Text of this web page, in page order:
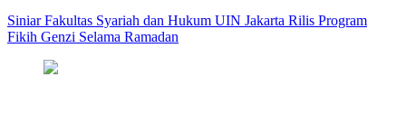
Siniar Fakultas Syariah dan Hukum UIN Jakarta Rilis Program
Fikih Genzi Selama Ramadan